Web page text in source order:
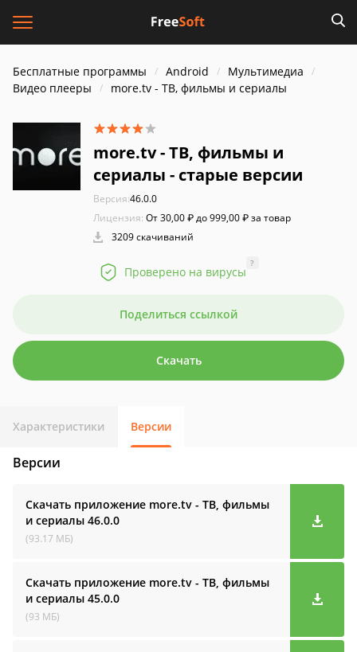
Бесплатные программы Android
Мультимедиа
Видео плееры
more.tv - ТВ, фильмы и сериалы
more.tv - ТВ, фильмы и
сериалы - старые версии
Версия:46.0.0
Лицензия: От 30,00 ₽ до 999,00 ₽ за товар
3209 скачиваний
Проверено на вирусы
?
Поделиться ссылкой
Скачать
Характеристики Версии
Версии
Скачать приложение more.tv - ТВ, фильмы
и сериалы 46.0.0
(93.17 МБ)
Скачать приложение more.tv - ТВ, фильмы
и сериалы 45.0.0
(93 МБ)